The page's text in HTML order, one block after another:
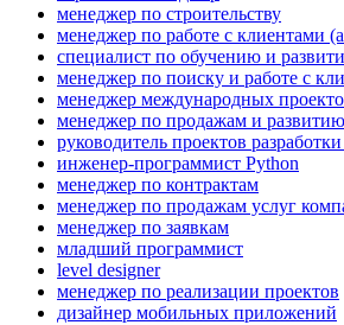
менеджер по строительству
менеджер по работе с клиентами
специалист по обучению и
менеджер по поиску и работе с
менеджер международных
менеджер по продажам и
руководитель проектов
инженер-программист Python
менеджер по контрактам
менеджер по продажам услуг
менеджер по заявкам
младший программист
level designer
менеджер по реализации проектов
дизайнер мобильных приложений